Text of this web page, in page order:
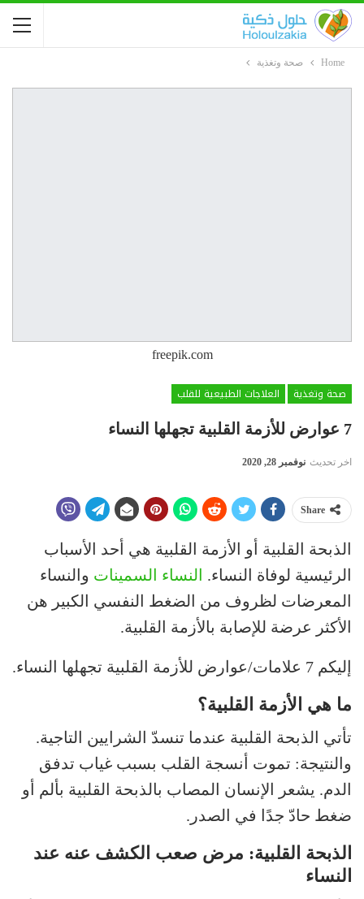
Home صحة وتغذية
freepik.com
صحة وتغذية
العلاجات الطبيعية للقلب
7 عوارض للأزمة القلبية تجهلها النساء
اخر تحديث نوفمبر 28, 2020
Share
الذبحة القلبية أو الأزمة القلبية هي أحد الأسباب
الرئيسية لوفاة النساء. النساء السمينات والنساء
المعرضات لظروف من الضغط النفسي الكبير هن
الأكثر عرضة للإصابة بالأزمة القلبية.
إليكم 7 علامات/عوارض للأزمة القلبية تجهلها النساء.
ما هي الأزمة القلبية؟
تأتي الذبحة القلبية عندما تنسدّ الشرايين التاجية.
والنتيجة: تموت أنسجة القلب بسبب غياب تدفق
الدم. يشعر الإنسان المصاب بالذبحة القلبية بألم أو
ضغط حادّ جدًا في الصدر.
الذبحة القلبية: مرض صعب الكشف عنه عند
النساء